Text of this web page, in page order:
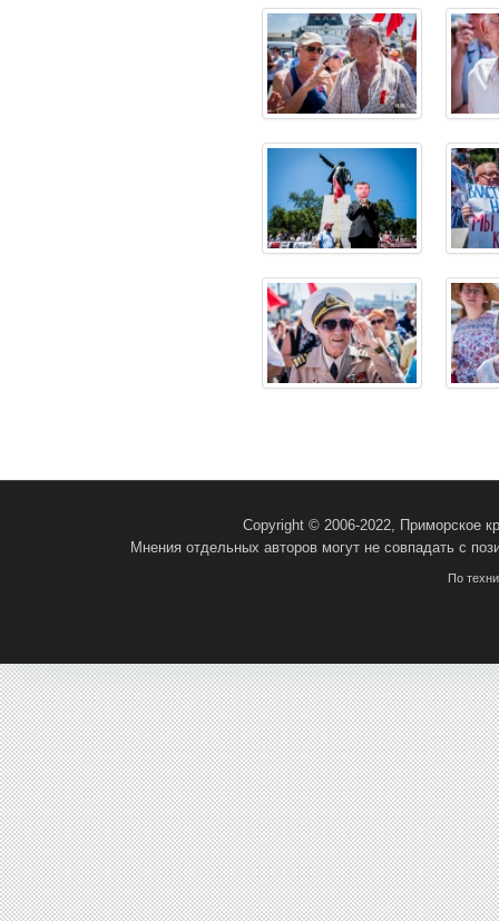
Copyright © 2006-2022, Приморское
Мнения отдельных авторов могут не совпадать с
По